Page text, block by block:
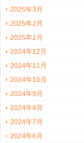
2025年3月
2025年2月
2025年1月
2024年12月
2024年11月
2024年10月
2024年9月
2024年8月
2024年7月
2024年6月